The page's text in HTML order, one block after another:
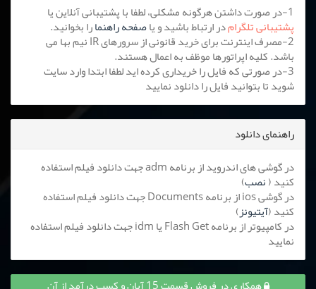
1-در صورت داشتن هرگونه مشکلی، لطفا با پشتیبانی آنلاین یا
پشتیبانی تلگرامدر ارتباط باشید و یاصفحه راهنمارا بخوانید.
2-مصرف اینترنت برای خرید قانونی از سرورهای IR نیم بها می
باشد. کلیه اپراتورها موظف به اعمال هستند.
3-در صورتی که فایل را خریداری کرده اید لطفا ابتدا وارد سایت
شوید تا بتوانید فایل را دانلود نمایید
راهنمای دانلود
در گوشی های اندروید از برنامه adm جهت دانلود فیلم استفاده
کنید (نصب)
در گوشی ios از برنامه Documents جهت دانلود فیلم استفاده
کنید (آیتیونز)
در کامپیوتر از برنامه Flash Get یا idm جهت دانلود فیلم استفاده
نمایید